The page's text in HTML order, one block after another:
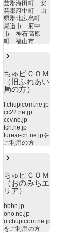
芸郡海田町 安
芸郡府中町 山
県郡北広島町
尾道市 府中
市 神石高原
町 福山市
ちゅピＣＯＭ
（旧ふれあい
局の方）
f.chupicom.ne.jp
cc22.ne.jp
ccv.ne.jp
fch.ne.jp
fureai-ch.ne.jpを
ご利用の方
ちゅピＣＯＭ
（おのみちエ
リア）
bbbn.jp
ono.ne.jp
o.chupicom.ne.jp
をご利用の方